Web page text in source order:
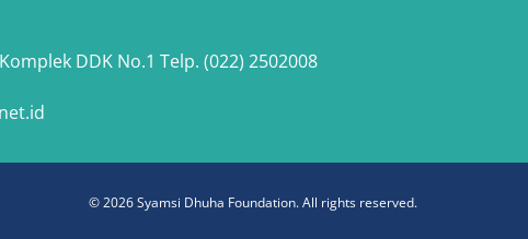
DDK No.1 Telp. (022) 2502008
© 2026 Syamsi Dhuha Foundation. All rights reserved.